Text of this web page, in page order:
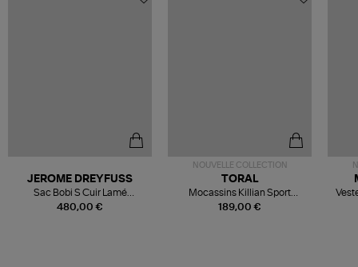
480,00 €
JEROME DREYFUSS
Sac Bobi S Cuir Lamé
Champagne
NOUVELLE COLLECTION
189,00 €
TORAL
Mocassins Killian Sport
Mousse